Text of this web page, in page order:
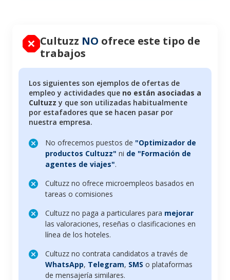
Cultuzz NO ofrece este tipo de
trabajos
Los siguientes son ejemplos de ofertas de
empleo y actividades que no están asociadas a
Cultuzz y que son utilizadas habitualmente
por estafadores que se hacen pasar por
nuestra empresa.
No ofrecemos puestos de "Optimizador de
productos Cultuzz" ni de "Formación de
agentes de viajes".
Cultuzz no ofrece microempleos basados en
tareas o comisiones
Cultuzz no paga a particulares para mejorar
las valoraciones, reseñas o clasificaciones en
línea de los hoteles.
Cultuzz no contrata candidatos a través de
WhatsApp, Telegram, SMS o plataformas
de mensajería similares.